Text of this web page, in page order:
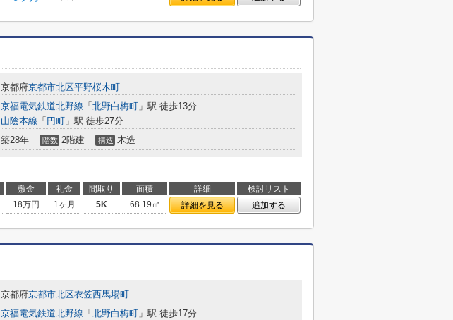
京都府京都市北区平野桜木町
京福電気鉄道北野線 「 北野白梅町 」駅 徒歩13分
山陰本線 「 円町 」駅 徒歩27分
築28年 階数 2階建 構造 木造
敷金 礼金 間取り 面積 詳細
検討リスト
18万円 1ヶ月 5K 68.19㎡ 詳細を見る 追加する
京都府京都市北区衣笠西馬場町
京福電気鉄道北野線 「 北野白梅町 」駅 徒歩17分